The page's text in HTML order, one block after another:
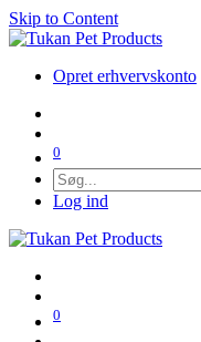
Skip to Content
Opret erhvervskonto
0
Log ind
0